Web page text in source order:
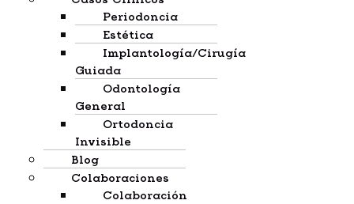
Periodoncia
Estética
Implantología/cirugía
Guiada
Odontología
General
Ortodoncia
Invisible
Blog
Colaboraciones
Colaboración